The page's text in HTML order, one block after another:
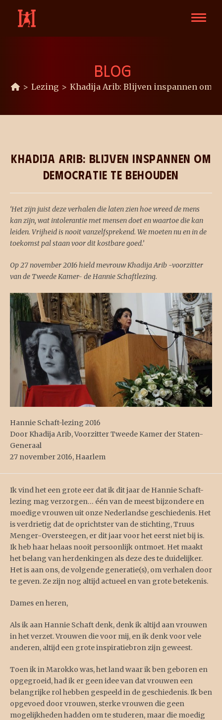
BLOG
> Lezing > Khadija Arib: Blijven inspannen om
Khadija Arib: Blijven inspannen om
democratie te behouden
‘Het zijn juist deze verhalen die laten zien hoe wreed de mens
kan zijn, wat intolerantie met mensen doet en waartoe die kan
leiden. Vrijheid is nooit vanzelfsprekend. We moeten nu en in de
toekomst pal staan voor dit kostbare goed.’
Op 27 november 2016 hield mevrouw Khadija Arib -voorzitter
van de Tweede Kamer- de Hannie Schaftlezing.
Hannie Schaft-lezing 2016
Door Khadija Arib, Voorzitter Tweede Kamer der Staten-
Generaal
27 november 2016, Haarlem
Ik vind het een grote eer dat ik dit jaar de Hannie Schaft-
lezing mag verzorgen… één van de meest bijzondere en
moedige vrouwen uit onze Nederlandse geschiedenis. Het
is verdrietig dat de oprichtster van de stichting, Truus
Menger-Oversteegen, er dit jaar voor het eerst niet bij is.
Ik heb haar helaas nooit persoonlijk ontmoet. Het maakt
het belang van herdenkingen als deze des te duidelijker.
Het is aan ons, de volgende generatie(s), om verhalen door
te geven. Ze zijn nog altijd actueel en van grote betekenis.
Dames en heren,
Als ik aan Hannie Schaft denk, denk ik altijd aan vrouwen
in het verzet. Vrouwen die voor mij, en ik denk voor vele
anderen, altijd een grote inspiratiebron zijn geweest.
Toen ik in Marokko was, het land waar ik ben geboren en
opgegroeid, had ik er geen idee van dat vrouwen een
belangrijke rol hebben gespeeld in de geschiedenis. Ik ben
opgevoed door vrouwen, sterke vrouwen die geen
mogelijkheden hadden om te studeren, maar die moedig